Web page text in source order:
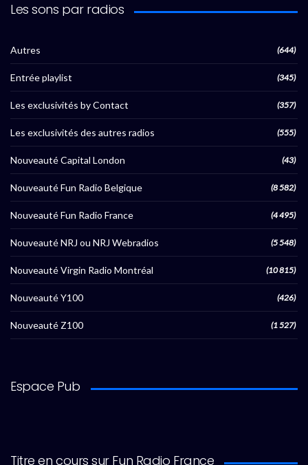
Les sons par radios
Autres (644)
Entrée playlist (345)
Les exclusivités by Contact (357)
Les exclusivités des autres radios (555)
Nouveauté Capital London (43)
Nouveauté Fun Radio Belgique (8 582)
Nouveauté Fun Radio France (4 495)
Nouveauté NRJ ou NRJ Webradios (5 548)
Nouveauté Virgin Radio Montréal (10 815)
Nouveauté Y100 (426)
Nouveauté Z100 (1 527)
Espace Pub
Titre en cours sur Fun Radio France